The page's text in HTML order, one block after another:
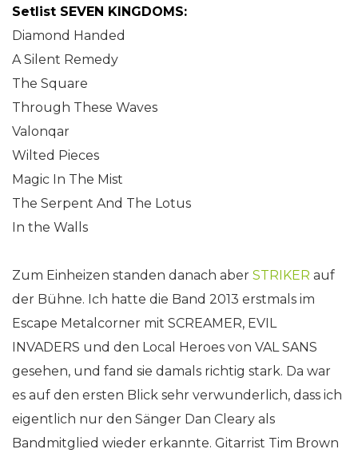
Setlist SEVEN KINGDOMS:
Diamond Handed
A Silent Remedy
The Square
Through These Waves
Valonqar
Wilted Pieces
Magic In The Mist
The Serpent And The Lotus
In the Walls
Zum Einheizen standen danach aber STRIKER auf
der Bühne. Ich hatte die Band 2013 erstmals im
Escape Metalcorner mit SCREAMER, EVIL
INVADERS und den Local Heroes von VAL SANS
gesehen, und fand sie damals richtig stark. Da war
es auf den ersten Blick sehr verwunderlich, dass ich
eigentlich nur den Sänger Dan Cleary als
Bandmitglied wieder erkannte. Gitarrist Tim Brown